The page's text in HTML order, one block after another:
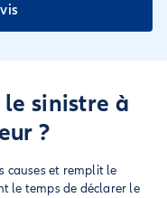
sinistre à
?
causes et remplit le
le temps de déclarer le